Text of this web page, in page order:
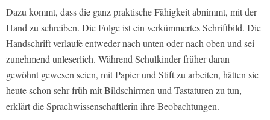
Dazu kommt, dass die ganz praktische Fähigkeit abnimmt, mit der
Hand zu schreiben. Die Folge ist ein verkümmertes Schriftbild. Die
Handschrift verlaufe entweder nach unten oder nach oben und sei
zunehmend unleserlich. Während Schulkinder früher daran
gewöhnt gewesen seien, mit Papier und Stift zu arbeiten, hätten sie
heute schon sehr früh mit Bildschirmen und Tastaturen zu tun,
erklärt die Sprachwissenschaftlerin ihre Beobachtungen.